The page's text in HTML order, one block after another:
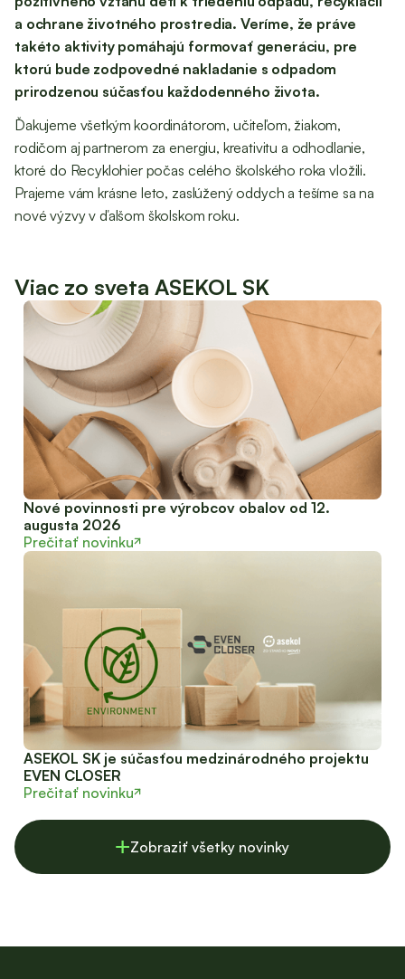
a ochrane životného prostredia. Veríme, že práve
takéto aktivity pomáhajú formovať generáciu, pre
ktorú bude zodpovedné nakladanie s odpadom
prirodzenou súčasťou každodenného života.
Ďakujeme všetkým koordinátorom, učiteľom, žiakom,
rodičom aj partnerom za energiu, kreativitu a odhodlanie,
ktoré do Recyklohier počas celého školského roka vložili.
Prajeme vám krásne leto, zaslúžený oddych a tešíme sa na
nové výzvy v ďalšom školskom roku.
Viac zo sveta ASEKOL SK
Nové povinnosti pre výrobcov obalov od 12.
augusta 2026
Prečitať novinku
ASEKOL SK je súčasťou medzinárodného projektu
EVEN CLOSER
Prečitať novinku
Zobraziť všetky novinky